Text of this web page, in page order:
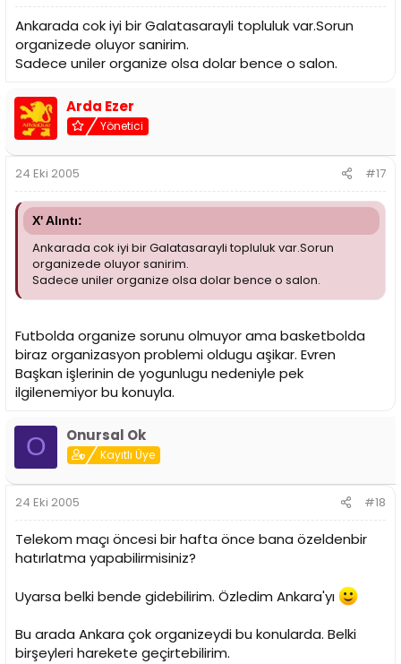
Ankarada cok iyi bir Galatasarayli topluluk var.Sorun
organizede oluyor sanirim.
Sadece uniler organize olsa dolar bence o salon.
Arda Ezer
Yönetici
24 Eki 2005 #17
X' Alıntı:
Ankarada cok iyi bir Galatasarayli topluluk var.Sorun
organizede oluyor sanirim.
Sadece uniler organize olsa dolar bence o salon.
Futbolda organize sorunu olmuyor ama basketbolda
biraz organizasyon problemi oldugu aşikar. Evren
Başkan işlerinin de yogunlugu nedeniyle pek
ilgilenemiyor bu konuyla.
O Onursal Ok
Kayıtlı Üye
24 Eki 2005 #18
Telekom maçı öncesi bir hafta önce bana özeldenbir
hatırlatma yapabilirmisiniz?
Uyarsa belki bende gidebilirim. Özledim Ankara'yı
Bu arada Ankara çok organizeydi bu konularda. Belki
birşeyleri harekete geçirtebilirim.